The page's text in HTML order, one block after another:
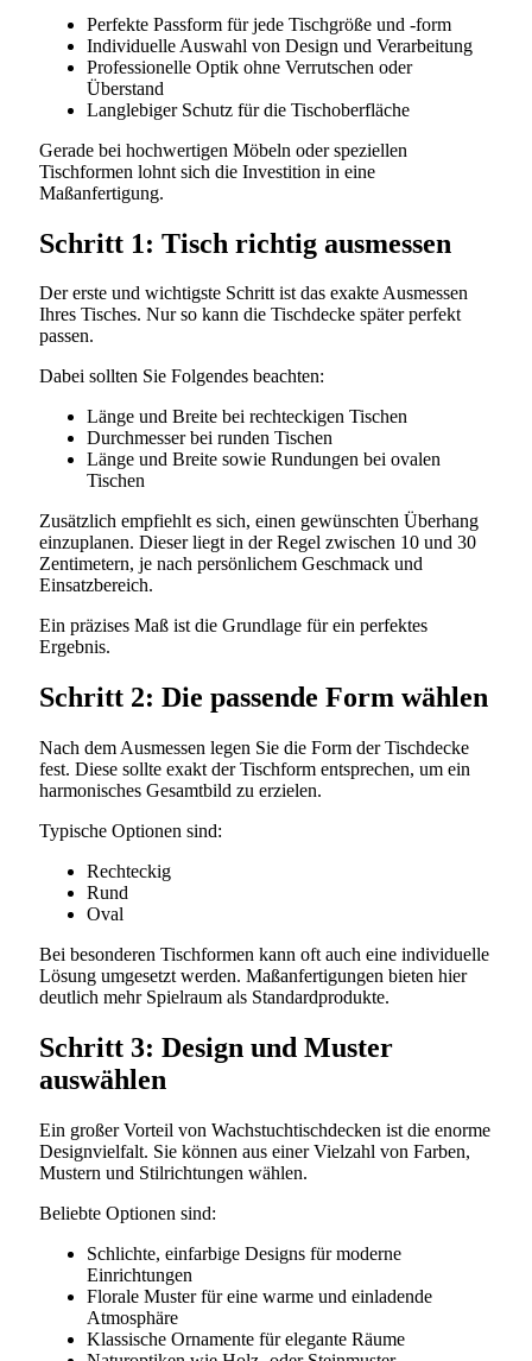
Perfekte Passform für jede Tischgröße und -form
Individuelle Auswahl von Design und Verarbeitung
Professionelle Optik ohne Verrutschen oder
Überstand
Langlebiger Schutz für die Tischoberfläche
Gerade bei hochwertigen Möbeln oder speziellen
Tischformen lohnt sich die Investition in eine
Maßanfertigung.
Schritt 1: Tisch richtig ausmessen
Der erste und wichtigste Schritt ist das exakte Ausmessen
Ihres Tisches. Nur so kann die Tischdecke später perfekt
passen.
Dabei sollten Sie Folgendes beachten:
Länge und Breite bei rechteckigen Tischen
Durchmesser bei runden Tischen
Länge und Breite sowie Rundungen bei ovalen
Tischen
Zusätzlich empfiehlt es sich, einen gewünschten Überhang
einzuplanen. Dieser liegt in der Regel zwischen 10 und 30
Zentimetern, je nach persönlichem Geschmack und
Einsatzbereich.
Ein präzises Maß ist die Grundlage für ein perfektes
Ergebnis.
Schritt 2: Die passende Form wählen
Nach dem Ausmessen legen Sie die Form der Tischdecke
fest. Diese sollte exakt der Tischform entsprechen, um ein
harmonisches Gesamtbild zu erzielen.
Typische Optionen sind:
Rechteckig
Rund
Oval
Bei besonderen Tischformen kann oft auch eine individuelle
Lösung umgesetzt werden. Maßanfertigungen bieten hier
deutlich mehr Spielraum als Standardprodukte.
Schritt 3: Design und Muster
auswählen
Ein großer Vorteil von Wachstuchtischdecken ist die enorme
Designvielfalt. Sie können aus einer Vielzahl von Farben,
Mustern und Stilrichtungen wählen.
Beliebte Optionen sind:
Schlichte, einfarbige Designs für moderne
Einrichtungen
Florale Muster für eine warme und einladende
Atmosphäre
Klassische Ornamente für elegante Räume